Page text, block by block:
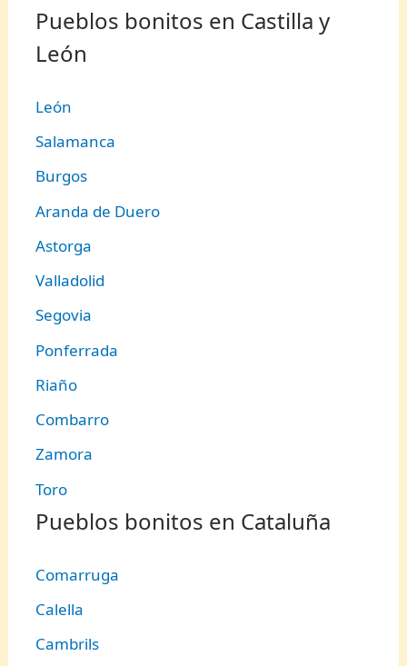
Pueblos bonitos en Castilla y
León
León
Salamanca
Burgos
Aranda de Duero
Astorga
Valladolid
Segovia
Ponferrada
Riaño
Combarro
Zamora
Toro
Pueblos bonitos en Cataluña
Comarruga
Calella
Cambrils